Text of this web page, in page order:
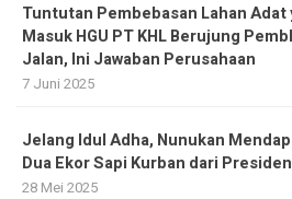
Tuntutan Pembebasan Lahan Adat
Masuk HGU PT KHL Berujung
Jalan, Ini Jawaban Perusahaan
7 Juni 2025
Jelang Idul Adha, Nunukan
Dua Ekor Sapi Kurban dari
28 Mei 2025